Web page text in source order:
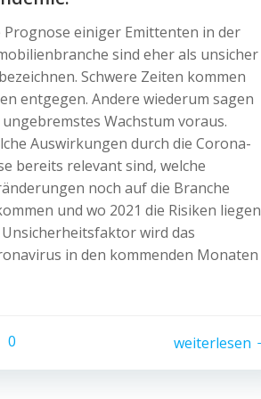
Prognose einiger Emittenten in der
sind eher als unsicher
Schwere Zeiten kommen
entgegen. Andere wiederum sagen
Wachstum voraus.
Auswirkungen durch die Corona-
bereits relevant sind, welche
noch auf die Branche
und wo 2021 die Risiken
Unsicherheitsfaktor wird das
in den kommenden Monaten
0 weiterlesen